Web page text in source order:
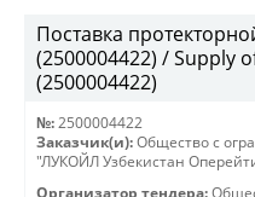
Поставка
(2500004422) / Supply
(2500004422)
№: 2500004422
Заказчик(и): Общество с
"ЛУКОЙЛ Узбекистан
Организатор тендера: